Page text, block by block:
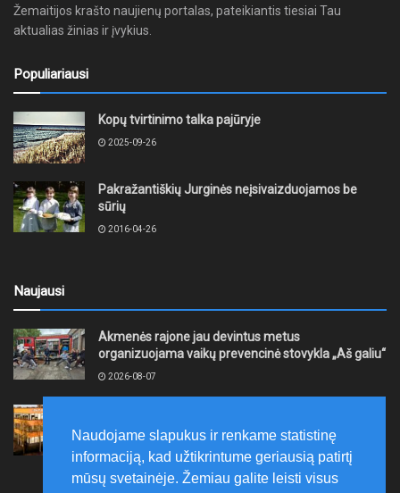
Žemaitijos krašto naujienų portalas, pateikiantis tiesiai Tau
aktualias žinias ir įvykius.
Populiariausi
Kopų tvirtinimo talka pajūryje
2025-09-26
Pakražantiškių Jurginės neįsivaizduojamos be
sūrių
2016-04-26
Naujausi
Akmenės rajone jau devintus metus
organizuojama vaikų prevencinė stovykla „Aš galiu“
2026-08-07
smulkiojo ir vidutinio verslo subjektų kūrimąsi
2026-08-07
Naudojame slapukus ir renkame statistinę
informaciją, kad užtikrintume geriausią patirtį
mūsų svetainėje. Žemiau galite leisti visus